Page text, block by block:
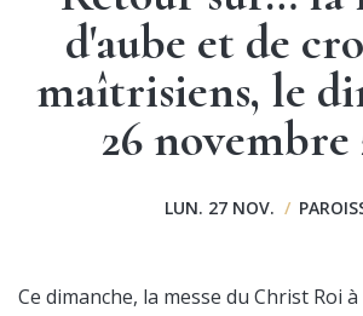
d'aube et de
maîtrisiens, le
26 novembre
LUN. 27 NOV. /
Ce dimanche, la messe du Christ Roi